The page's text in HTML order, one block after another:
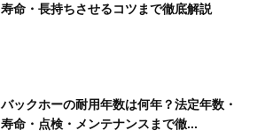
寿命・長持ちさせるコツまで徹底解説
バックホーの耐用年数は何年？法定年数・
寿命・点検・メンテナンスまで徹...